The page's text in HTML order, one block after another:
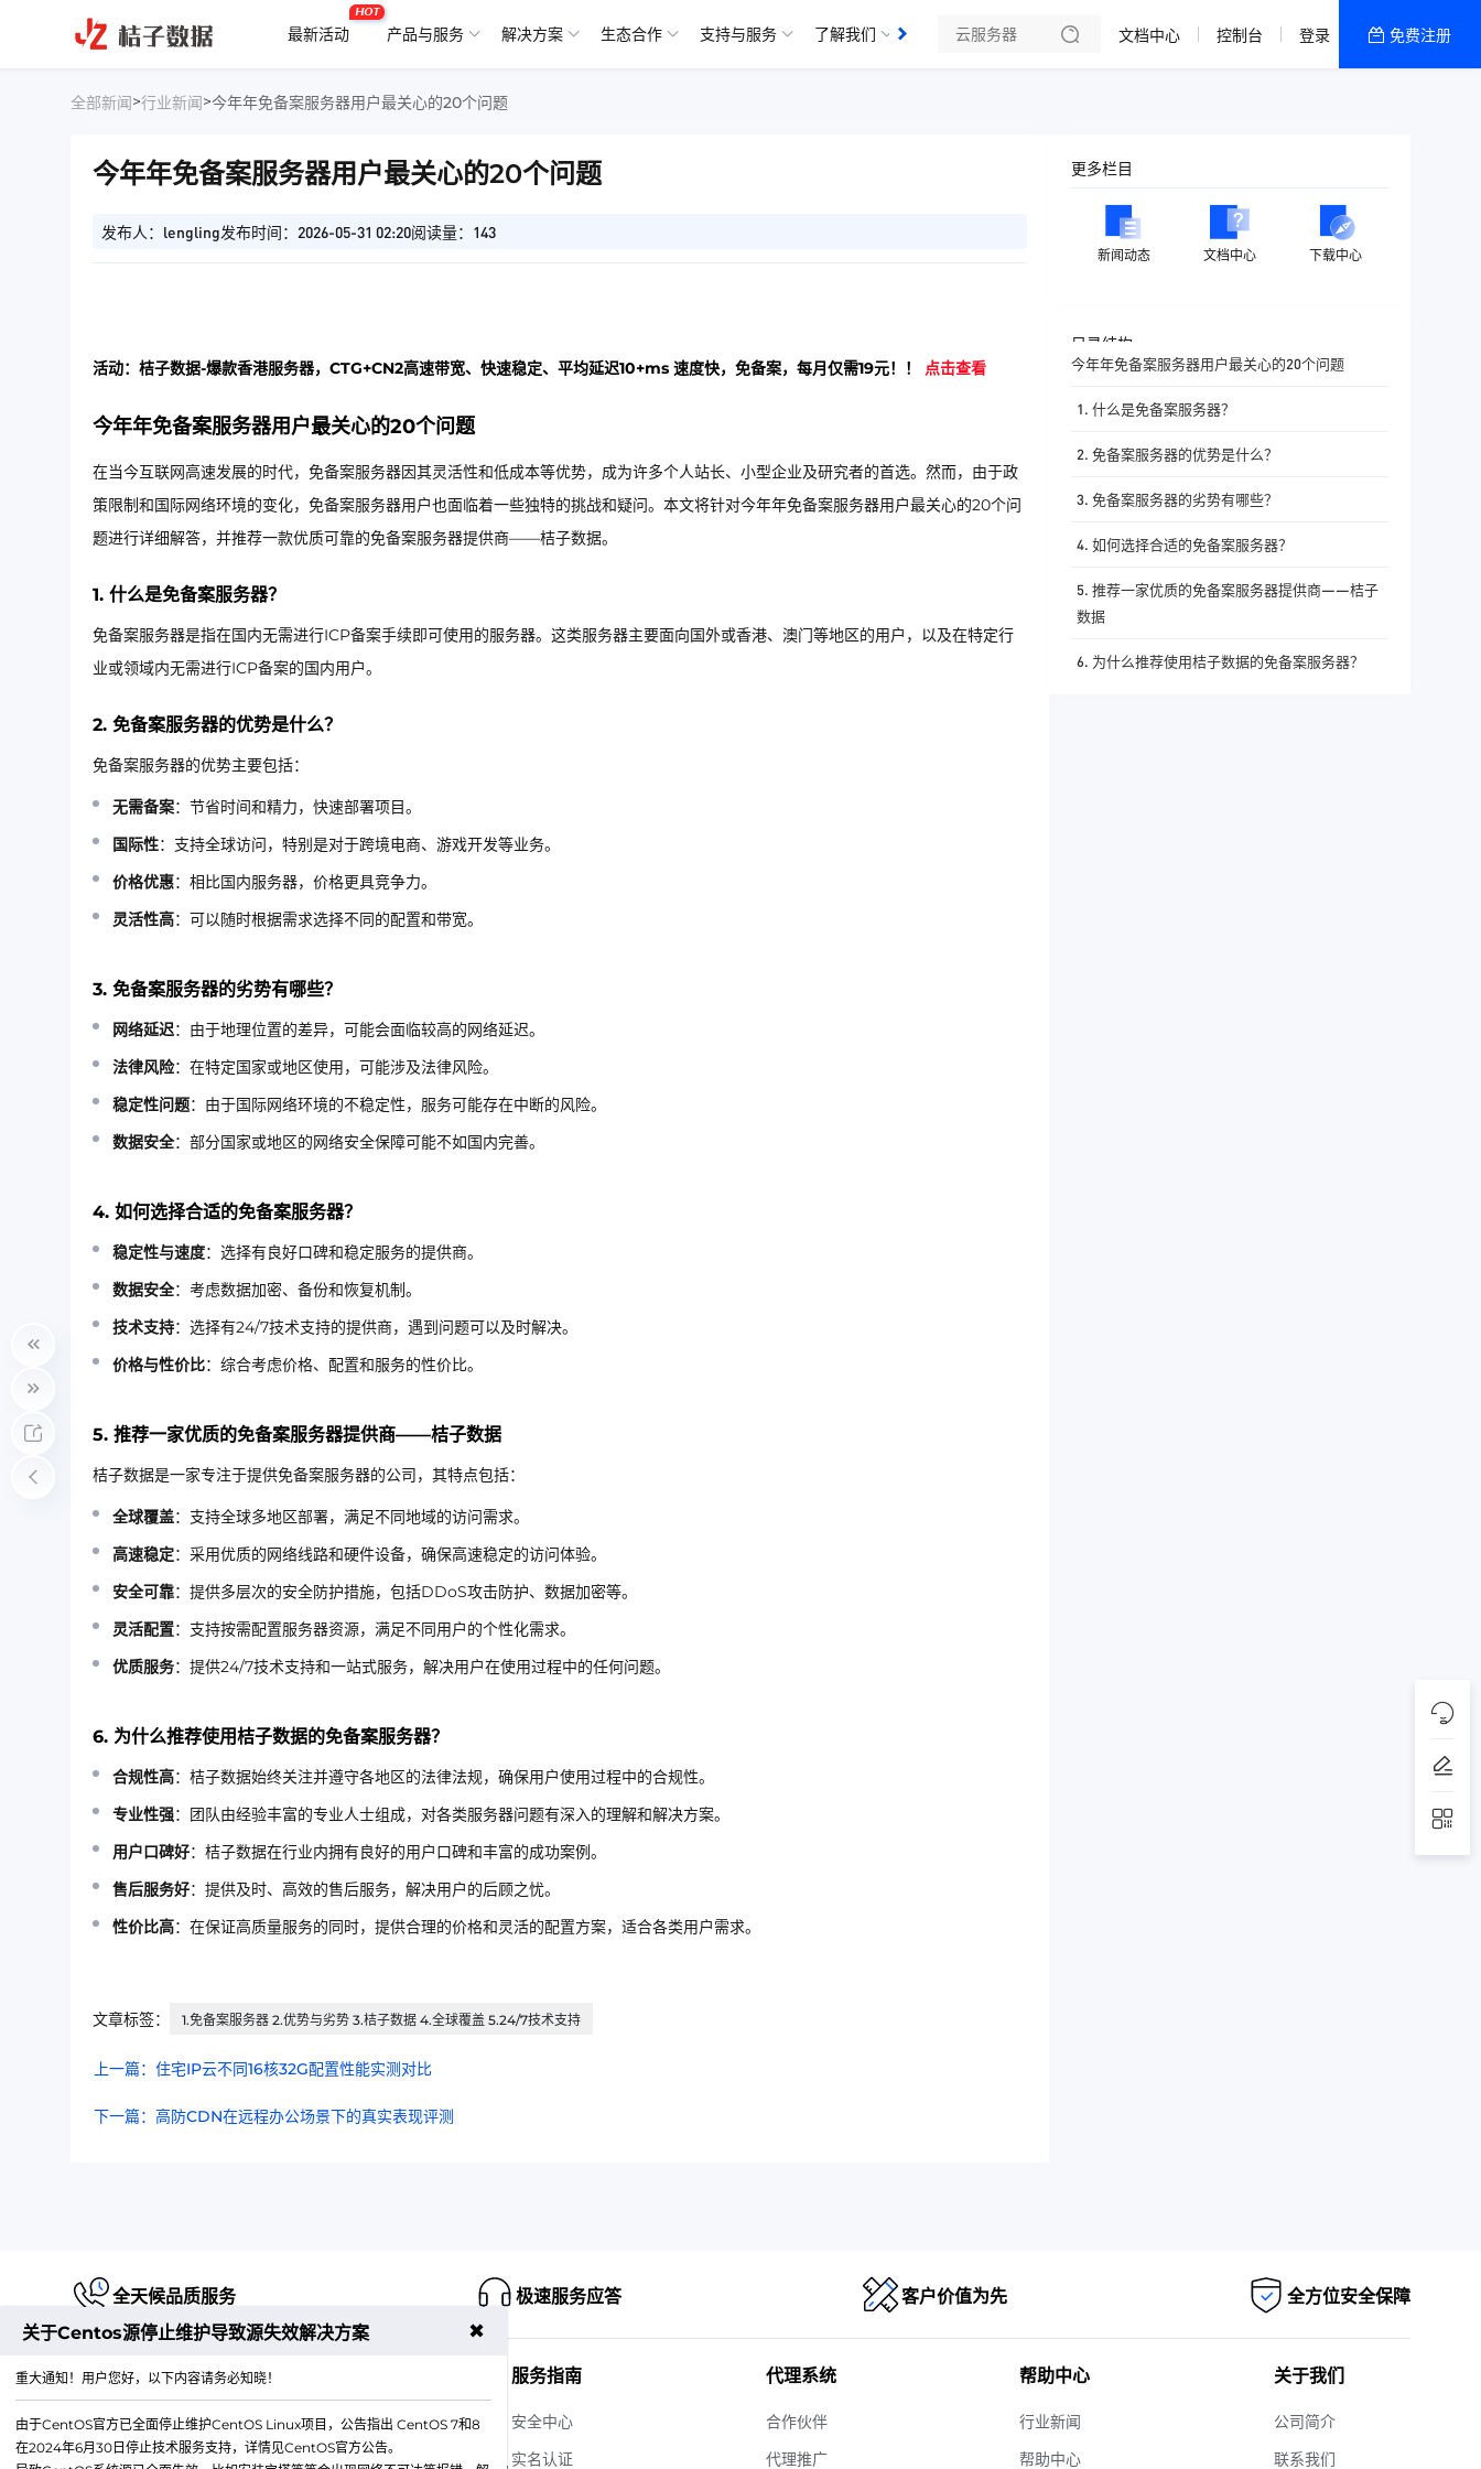
最新活动
HOT
产品与服务 解决方案 生态合作 支持与服务
了解我们
香港精品CN2云
文档中心 控制台 登录 免费注册
全部新闻>行业新闻>今年年免备案服务器用户最关心的20个问题
今年年免备案服务器用户最关心的20个问题
发布人：lengling发布时间：2026-05-31 02:20阅读量：143
活动：桔子数据-爆款香港服务器，CTG+CN2高速带宽、快速稳定、平均延迟10+ms 速度快，免备案，每月仅需19元！！ 点击查看
今年年免备案服务器用户最关心的20个问题
在当今互联网高速发展的时代，免备案服务器因其灵活性和低成本等优势，成为许多个人站长、小型企业及研究者的首选。然而，由于政
策限制和国际网络环境的变化，免备案服务器用户也面临着一些独特的挑战和疑问。本文将针对今年年免备案服务器用户最关心的20个问
题进行详细解答，并推荐一款优质可靠的免备案服务器提供商——桔子数据。
1. 什么是免备案服务器？
免备案服务器是指在国内无需进行ICP备案手续即可使用的服务器。这类服务器主要面向国外或香港、澳门等地区的用户，以及在特定行
业或领域内无需进行ICP备案的国内用户。
2. 免备案服务器的优势是什么？
免备案服务器的优势主要包括：
无需备案：节省时间和精力，快速部署项目。
国际性：支持全球访问，特别是对于跨境电商、游戏开发等业务。
价格优惠：相比国内服务器，价格更具竞争力。
灵活性高：可以随时根据需求选择不同的配置和带宽。
3. 免备案服务器的劣势有哪些？
网络延迟：由于地理位置的差异，可能会面临较高的网络延迟。
法律风险：在特定国家或地区使用，可能涉及法律风险。
稳定性问题：由于国际网络环境的不稳定性，服务可能存在中断的风险。
数据安全：部分国家或地区的网络安全保障可能不如国内完善。
4. 如何选择合适的免备案服务器？
稳定性与速度：选择有良好口碑和稳定服务的提供商。
数据安全：考虑数据加密、备份和恢复机制。
技术支持：选择有24/7技术支持的提供商，遇到问题可以及时解决。
价格与性价比：综合考虑价格、配置和服务的性价比。
5. 推荐一家优质的免备案服务器提供商——桔子数据
桔子数据是一家专注于提供免备案服务器的公司，其特点包括：
全球覆盖：支持全球多地区部署，满足不同地域的访问需求。
高速稳定：采用优质的网络线路和硬件设备，确保高速稳定的访问体验。
安全可靠：提供多层次的安全防护措施，包括DDoS攻击防护、数据加密等。
灵活配置：支持按需配置服务器资源，满足不同用户的个性化需求。
优质服务：提供24/7技术支持和一站式服务，解决用户在使用过程中的任何问题。
6. 为什么推荐使用桔子数据的免备案服务器？
合规性高：桔子数据始终关注并遵守各地区的法律法规，确保用户使用过程中的合规性。
专业性强：团队由经验丰富的专业人士组成，对各类服务器问题有深入的理解和解决方案。
用户口碑好：桔子数据在行业内拥有良好的用户口碑和丰富的成功案例。
售后服务好：提供及时、高效的售后服务，解决用户的后顾之忧。
性价比高：在保证高质量服务的同时，提供合理的价格和灵活的配置方案，适合各类用户需求。
文章标签： 1.免备案服务器 2.优势与劣势 3.桔子数据 4.全球覆盖 5.24/7技术支持
上一篇：住宅IP云不同16核32G配置性能实测对比
下一篇：高防CDN在远程办公场景下的真实表现评测
更多栏目
新闻动态 文档中心 下载中心
目录结构
今年年免备案服务器用户最关心的20个问题
1. 什么是免备案服务器？
2. 免备案服务器的优势是什么？
3. 免备案服务器的劣势有哪些？
4. 如何选择合适的免备案服务器？
5. 推荐一家优质的免备案服务器提供商——桔子
数据
6. 为什么推荐使用桔子数据的免备案服务器？
全天候品质服务 极速服务应答 客户价值为先 全方位安全保障
江苏铭联云计算有限公司
服务指南
安全中心
实名认证
代理系统
合作伙伴
代理推广
帮助中心
行业新闻
帮助中心
关于我们
公司简介
联系我们
关于Centos源停止维护导致源失效解决方案 ✖
重大通知！用户您好，以下内容请务必知晓！
由于CentOS官方已全面停止维护CentOS Linux项目，公告指出 CentOS 7和8
在2024年6月30日停止技术服务支持，详情见CentOS官方公告。